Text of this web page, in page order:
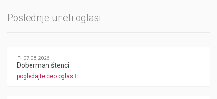
Poslednje uneti oglasi
07.08.2026
Doberman štenci
pogledajte ceo oglas